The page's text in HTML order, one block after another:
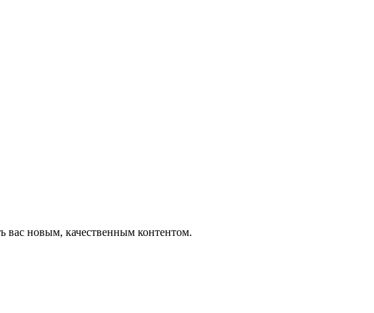
вас новым, качественным контентом.